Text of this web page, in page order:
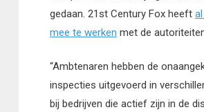
gedaan. 21st Century Fox heeft
mee te werken met de
“Ambtenaren hebben de
inspecties uitgevoerd in
bij bedrijven die actief zijn in de